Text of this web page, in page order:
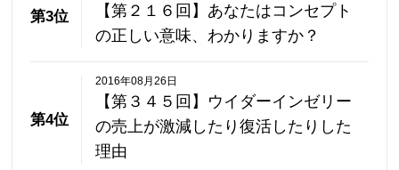
第3位
【第２１６回】あなたはコンセプト
の正しい意味、わかりますか？
第4位
2016年08月26日
【第３４５回】ウイダーインゼリー
の売上が激減したり復活したりした
理由